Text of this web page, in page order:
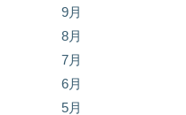
9月
8月
7月
6月
5月